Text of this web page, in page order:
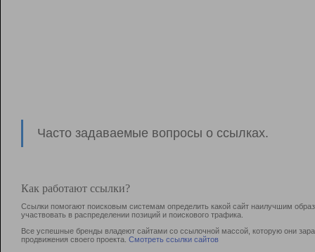
Часто задаваемые вопросы о ссылках.
Как работают ссылки?
Ссылки помогают поисковым системам определить какой сайт наилучшим
участвовать в раcпределении позиций и поискового трафика.
Все успешные бренды владеют сайтами со ссылочной массой, которую они
продвижения своего проекта. Смотреть ссылки сайтов